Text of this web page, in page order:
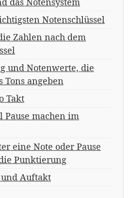
Notenschlüssel
Zahlen nach dem
und Notenwerte, die
Tons angeben
Takt
Pause machen im
eine Note oder Pause
Punktierung
Auftakt